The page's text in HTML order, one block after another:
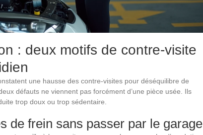
: deux motifs de contre-visite
une hausse des contre-visites pour déséquilibre de
défauts ne viennent pas forcément d’une pièce usée. Ils
trop doux ou trop sédentaire.
de frein sans passer par le garage